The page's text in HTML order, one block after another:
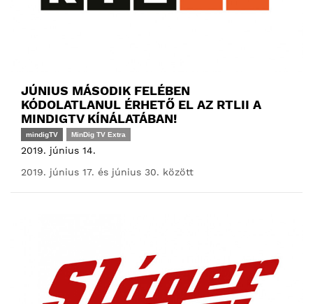
JÚNIUS MÁSODIK FELÉBEN
KÓDOLATLANUL ÉRHETŐ EL AZ RTLII A
MINDIGTV KÍNÁLATÁBAN!
mindigTV MinDig TV Extra
2019. június 14.
2019. június 17. és június 30. között